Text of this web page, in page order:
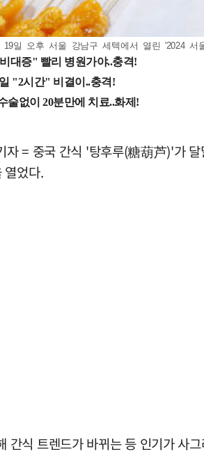
일 오후 서울 강남구 세텍에서 열린 '2024 서
자 = 중국 간식 '탕후루(糖葫芦)'가
열었다.
간식 트렌드가 바뀌는 등 인기가 사